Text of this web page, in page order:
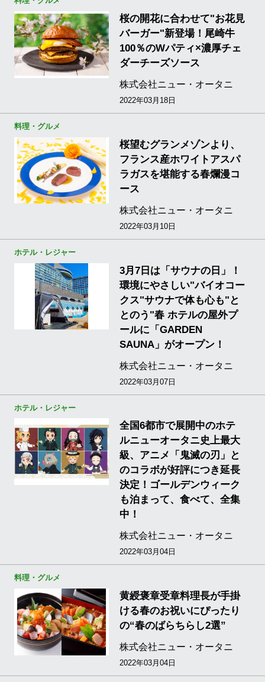
桜の開花に合わせて"お花見
バーガー"新登場！尾崎牛
100％のWパティ×濃厚チェ
ダーチーズソース
株式会社ニュー・オータニ
2022年03月18日
料理・グルメ
桜望むグランメゾンより、
フランス産ホワイトアスパ
ラガスを堪能する春爛漫コ
ース
株式会社ニュー・オータニ
2022年03月10日
ホテル・レジャー
3月7日は「サウナの日」！
環境にやさしい"バイオコー
クス"サウナで体も心も"と
とのう"春 ホテルの屋外プ
ールに「GARDEN
SAUNA」がオープン！
株式会社ニュー・オータニ
2022年03月07日
ホテル・レジャー
全国6都市で展開中のホテ
ルニューオータニ史上最大
級、アニメ「鬼滅の刃」と
のコラボが好評につき延長
決定！ゴールデンウィーク
も泊まって、食べて、全集
中！
株式会社ニュー・オータニ
2022年03月04日
料理・グルメ
黄綬褒章受章料理長が手掛
ける春のお祝いにぴったり
の“春のばらちらし2選”
株式会社ニュー・オータニ
2022年03月04日